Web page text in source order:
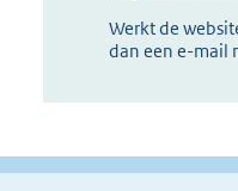
Werkt de
dan een e-mail